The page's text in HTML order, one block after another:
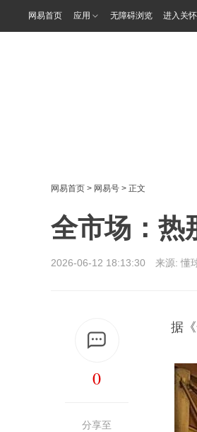
网易首页 应用 无障碍浏览 进入关
网易首页 > 网易号 > 正文
全市场：热
2026-06-12 18:13:30 来源: 懂
0
分享至
据